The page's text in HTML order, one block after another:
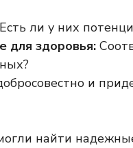
Есть ли у них
для здоровья:
и
найти